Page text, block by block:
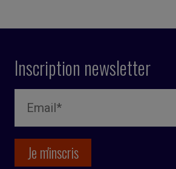
Inscription newsletter